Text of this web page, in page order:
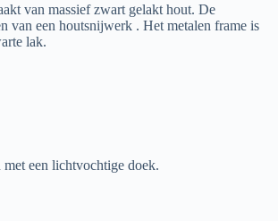
van massief zwart gelakt hout. De
van een houtsnijwerk . Het metalen frame is
lak.
een lichtvochtige doek.